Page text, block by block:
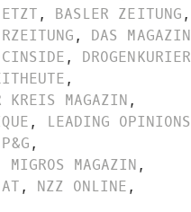
, BASLER ZEITUNG,
, DAS MAGAZIN
, DROGENKURIER
,
KREIS MAGAZIN,
, LEADING OPINIONS
,
MIGROS MAGAZIN,
, NZZ ONLINE,